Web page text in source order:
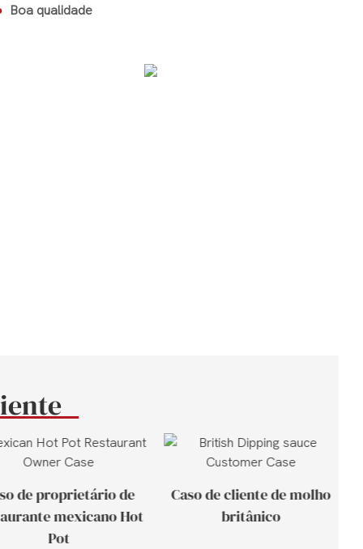
Boa qualidade
de proprietário de
mexicano Hot
Pot
Caso de cliente de molho
britânico